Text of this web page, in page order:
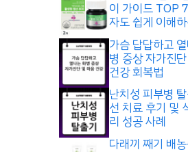
이 가이드 TOP
자도 쉽게 이해
가슴 답답하고
병 증상 자가진
건강 회복법
난치성 피부병
선 치료 후기 및
리 성공 사례
다래끼 째기 배